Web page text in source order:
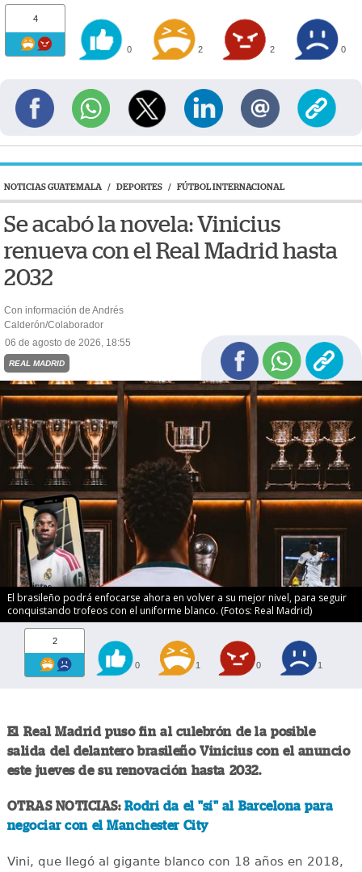
4
0 2 2 0
NOTICIAS GUATEMALA / DEPORTES / FÚTBOL INTERNACIONAL
Se acabó la novela: Vinicius
renueva con el Real Madrid hasta
2032
Con información de Andrés
Calderón/Colaborador
06 de agosto de 2026, 18:55
REAL MADRID
El brasileño podrá enfocarse ahora en volver a su mejor nivel, para seguir
conquistando trofeos con el uniforme blanco. (Fotos: Real Madrid)
2
0 1 0 1
El Real Madrid puso fin al culebrón de la posible
salida del delantero brasileño Vinicius con el anuncio
este jueves de su renovación hasta 2032.
OTRAS NOTICIAS: Rodri da el "sí" al Barcelona para
negociar con el Manchester City
Vini, que llegó al gigante blanco con 18 años en 2018,